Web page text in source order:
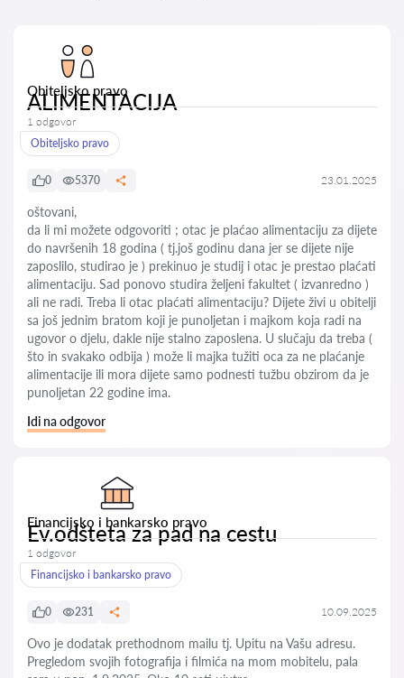
Obiteljsko pravo
ALIMENTACIJA
1 odgovor
Obiteljsko pravo
0 5370 23.01.2025
oštovani,
da li mi možete odgovoriti ; otac je plaćao alimentaciju za dijete
do navršenih 18 godina ( tj.još godinu dana jer se dijete nije
zaposlilo, studirao je ) prekinuo je studij i otac je prestao plaćati
alimentaciju. Sad ponovo studira željeni fakultet ( izvanredno )
ali ne radi. Treba li otac plaćati alimentaciju? Dijete živi u obitelji
sa još jednim bratom koji je punoljetan i majkom koja radi na
ugovor o djelu, dakle nije stalno zaposlena. U slučaju da treba (
što in svakako odbija ) može li majka tužiti oca za ne plaćanje
alimentacije ili mora dijete samo podnesti tužbu obzirom da je
punoljetan 22 godine ima.
Idi na odgovor
Financijsko i bankarsko pravo
Ev.odšteta za pad na cestu
1 odgovor
Financijsko i bankarsko pravo
0 231 10.09.2025
Ovo je dodatak prethodnom mailu tj. Upitu na Vašu adresu.
Pregledom svojih fotografija i filmića na mom mobitelu, pala